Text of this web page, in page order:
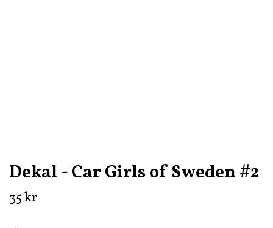
Dekal - Car Girls of Sweden #2
35 kr